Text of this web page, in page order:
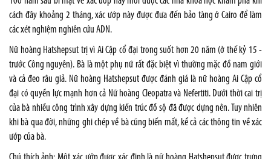
cách đây khoảng 2 tháng, xác ướp này được đưa đến bảo tàng ở Cairo để làm
các xét nghiệm nghiên cứu ADN.
Nữ hoàng Hatshepsut trị vì Ai Cập cổ đại trong suốt hơn 20 năm (ở thế kỷ 15 -
trước Công nguyên). Bà là một phụ nữ rất đặc biệt vì thường mặc đồ nam giới
và cả đeo râu giả. Nữ hoàng Hatshepsut được đánh giá là nữ hoàng Ai Cập cổ
đại có quyền lực mạnh hơn cả Nữ hoàng Cleopatra và Nefertiti. Dưới thời cai trị
của bà nhiều công trình xây dựng kiến trúc đồ sộ đã được dựng nên. Tuy nhiên
khi bà qua đời, những ghi chép về bà cũng biến mất, kể cả các thông tin về xác
ướp của bà.